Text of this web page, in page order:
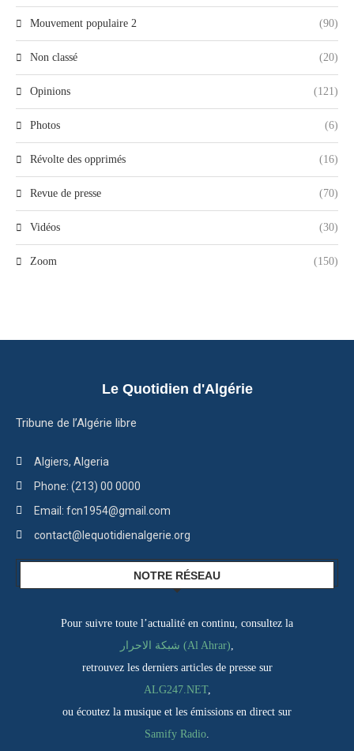
Mouvement populaire 2 (90)
Non classé (20)
Opinions (121)
Photos (6)
Révolte des opprimés (16)
Revue de presse (70)
Vidéos (30)
Zoom (150)
Le Quotidien d'Algérie
Tribune de l’Algérie libre
Algiers, Algeria
Phone: (213) 00 0000
Email: fcn1954@gmail.com
contact@lequotidienalgerie.org
NOTRE RÉSEAU
Pour suivre toute l’actualité en continu, consultez la
شبكة الاحرار (Al Ahrar),
retrouvez les derniers articles de presse sur
ALG247.NET,
ou écoutez la musique et les émissions en direct sur
Samify Radio.